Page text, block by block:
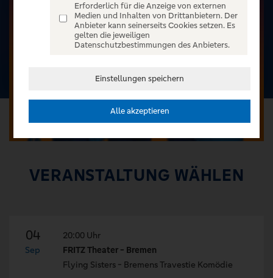
VERANSTALTUNG WÄHLEN
04
Sep
20:00 Uhr
FRITZ Theater - Bremen
Flying Sisters - Bremens Travestie Komödie
Erforderlich für die Anzeige von externen
Medien und Inhalten von Drittanbietern. Der
Anbieter kann seinerseits Cookies setzen. Es
gelten die jeweiligen
Datenschutzbestimmungen des Anbieters.
Einstellungen speichern
Alle akzeptieren